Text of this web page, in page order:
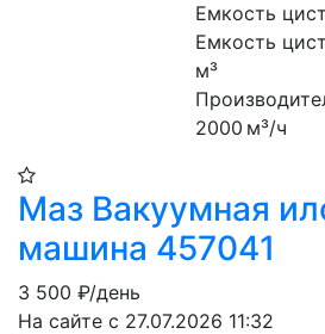
Емкость
Емкость
м³
2000 м³/ч
Маз Вакуумная
машина 457041
3 500 ₽/день
На сайте с 27.07.2026 11:32